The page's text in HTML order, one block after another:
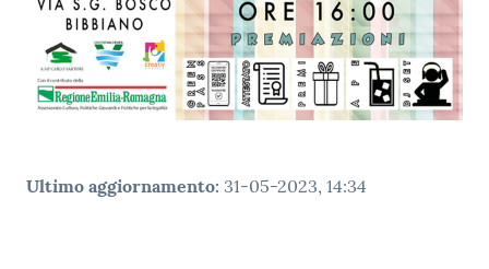
Ultimo aggiornamento: 31-05-2023, 14:34